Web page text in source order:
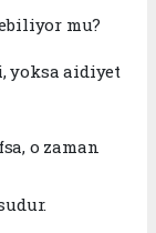
mu?
yoksa aidiyet
o zaman